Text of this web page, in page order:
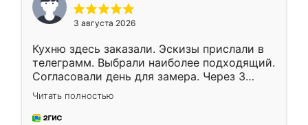
3 августа 2026
Кухню здесь заказали. Эскизы прислали в
телеграмм. Выбрали наиболее подходящий.
Согласовали день для замера. Через 3
недели кухня была уже готова. Остались
довольны работой. Спасибо Ренессанс
мебель за качественную работу!
Читать полностью